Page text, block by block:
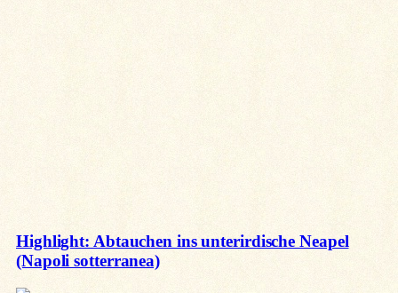
Highlight: Abtauchen ins unterirdische Neapel
(Napoli sotterranea)